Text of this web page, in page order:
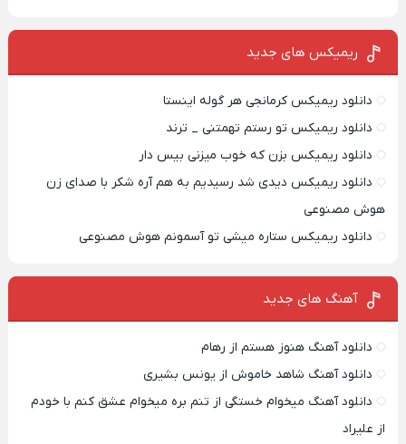
ریمیکس‌ های جدید
دانلود ریمیکس کرمانجی هر گوله اینستا
دانلود ریمیکس تو رستم تهمتنی _ ترند
دانلود ریمیکس بزن که خوب میزنی بیس دار
دانلود ریمیکس دیدی شد رسیدیم به هم آره شکر با صدای زن
هوش مصنوعی
دانلود ریمیکس ستاره میشی تو آسمونم هوش مصنوعی
آهنگ های جدید
دانلود آهنگ هنوز هستم از رهام
دانلود آهنگ شاهد خاموش از یونس بشیری
دانلود آهنگ میخوام خستگی از تنم بره میخوام عشق کنم با خودم
از علیراد